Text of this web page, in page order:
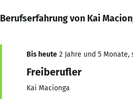
Berufserfahrung von Kai
Bis heute 2 Jahre und 5 Monate,
Freiberufler
Kai Macionga